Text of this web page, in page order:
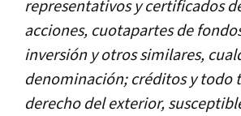
representativos y certificados
acciones, cuotapartes de
inversión y otros similares,
denominación; créditos y todo
derecho del exterior,